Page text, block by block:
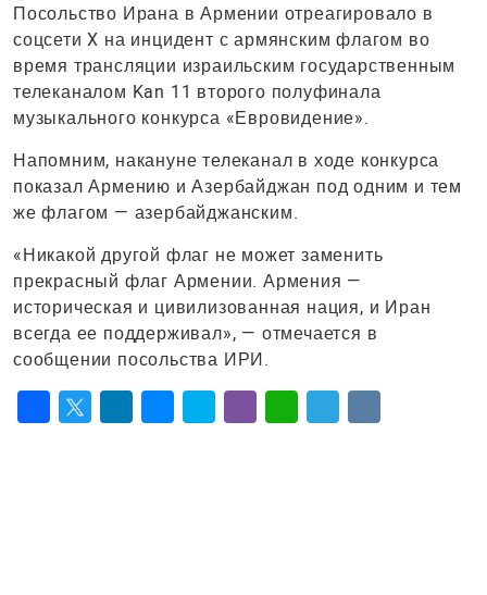
Посольство Ирана в Армении отреагировало в
соцсети X на инцидент с армянским флагом во
время трансляции израильским государственным
телеканалом Kan 11 второго полуфинала
музыкального конкурса «Евровидение».
Напомним, накануне телеканал в ходе конкурса
показал Армению и Азербайджан под одним и тем
же флагом — азербайджанским.
«Никакой другой флаг не может заменить
прекрасный флаг Армении. Армения —
историческая и цивилизованная нация, и Иран
всегда ее поддерживал», — отмечается в
сообщении посольства ИРИ.